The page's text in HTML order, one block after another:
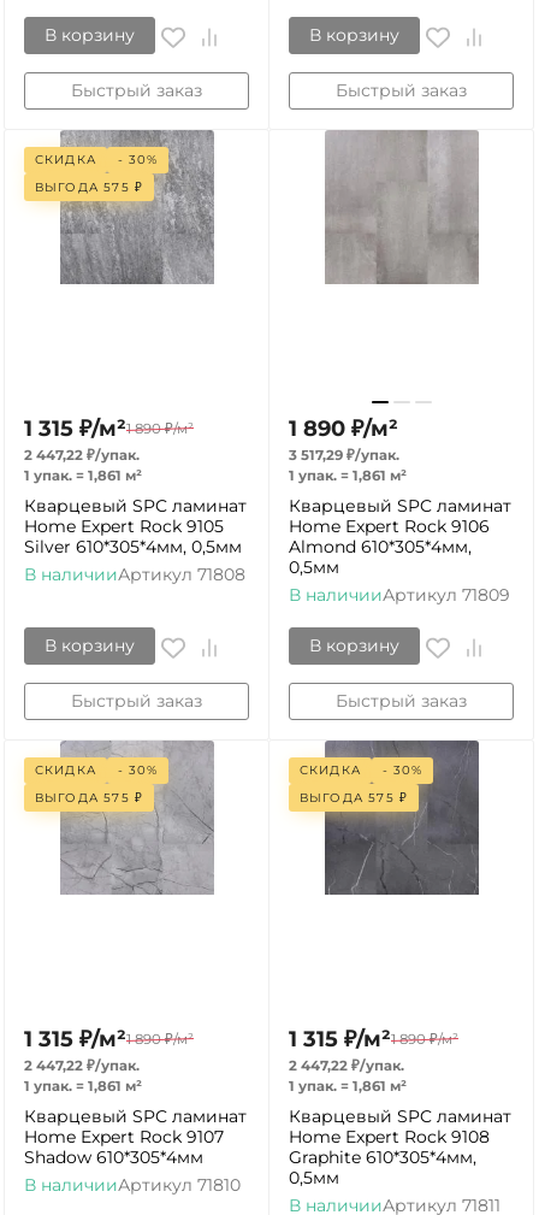
В корзину
Быстрый заказ
В корзину
Быстрый заказ
СКИДКА
- 30%
ВЫГОДА575 ₽
1 315 ₽/м²1 890 ₽/м²
2 447,22 ₽/упак.
1 упак. = 1,861 м²
Кварцевый SPC ламинат
Home Expert Rock 9105
Silver 610*305*4мм, 0,5мм
В наличииАртикул 71808
В корзину
Быстрый заказ
1 890 ₽/м²
3 517,29 ₽/упак.
1 упак. = 1,861 м²
Кварцевый SPC ламинат
Home Expert Rock 9106
Almond 610*305*4мм,
0,5мм
В наличииАртикул 71809
В корзину
Быстрый заказ
СКИДКА
- 30%
ВЫГОДА575 ₽
1 315 ₽/м²1 890 ₽/м²
2 447,22 ₽/упак.
1 упак. = 1,861 м²
Кварцевый SPC ламинат
Home Expert Rock 9107
Shadow 610*305*4мм
В наличииАртикул 71810
СКИДКА
- 30%
ВЫГОДА575 ₽
1 315 ₽/м²1 890 ₽/м²
2 447,22 ₽/упак.
1 упак. = 1,861 м²
Кварцевый SPC ламинат
Home Expert Rock 9108
Graphite 610*305*4мм,
0,5мм
В наличииАртикул 71811